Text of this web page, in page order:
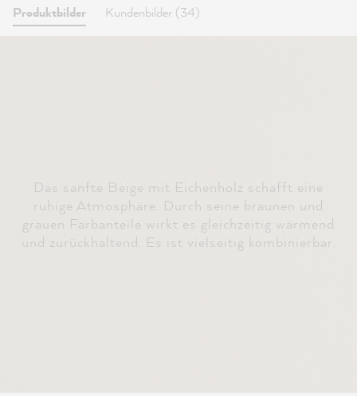
Produktbilder Kundenbilder (34)
Das sanfte Beige mit Eichenholz schafft eine
ruhige Atmosphäre. Durch seine braunen und
grauen Farbanteile wirkt es gleichzeitig wärmend
und zurückhaltend. Es ist vielseitig kombinierbar.